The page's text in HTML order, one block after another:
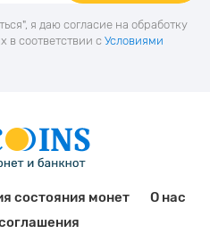
я даю согласие на обработку
в соответствии с Условиями
состояния монет
О нас